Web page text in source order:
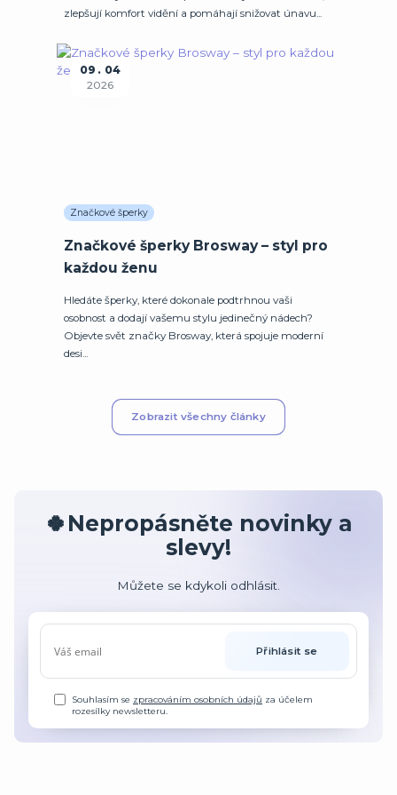
zlepšují komfort vidění a pomáhají snižovat únavu...
09
04
2026
Značkové šperky
Značkové šperky Brosway – styl pro
každou ženu
Hledáte šperky, které dokonale podtrhnou vaši
osobnost a dodají vašemu stylu jedinečný nádech?
Objevte svět značky Brosway, která spojuje moderní
desi...
Zobrazit všechny články
🍀Nepropásněte novinky a
slevy!
Můžete se kdykoli odhlásit.
Přihlásit se
Souhlasím se zpracováním osobních údajů za účelem
rozesílky newsletteru.